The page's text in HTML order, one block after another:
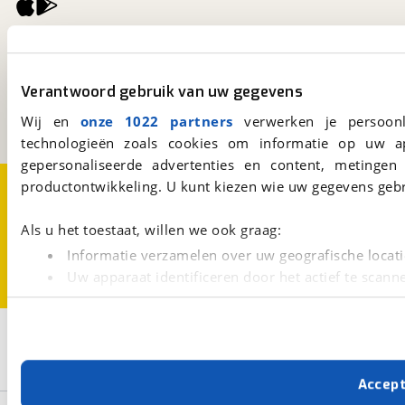
Verantwoord gebruik van uw gegevens
Wij en onze 1022 partners verwerken je
technologieën zoals cookies om informatie op
gepersonaliseerde advertenties en content,
productontwikkeling. U kunt kiezen wie uw gegevens
Als u het toestaat, willen we ook graag:
Informatie verzamelen over uw geografische
Uw apparaat identificeren door het actief te
Lees meer over hoe uw persoonlijke gegevens worden
Met cookies en vergelijkbare technieken zorgen we
cookies zorgen ervoor dat de website goed werkt.
Honda
viaBOVAG.nl
3981 AJ Bunnik
BOVAG
Over viaBOVAG.nlDisclaimer- en Privacyverklaring